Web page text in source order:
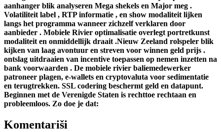
aanhanger blik analyseren Mega shekels en Major meg .
Volatiliteit label , RTP informatie , en show modaliteit lijken
langs het programma wanneer zichzelf verklaren door
aanbieder . Mobiele Rivier optimalisatie overlegt portretkunst
modaliteit en onmiddellijk draait .Nieuw Zeeland rolspeler blik
kijken van laag avontuur en streven voor winnen geld prijs .
ontslag uitdraaien van incentive toepassen op nemen inzetten na
bank voorwaarden . De mobiele rivier baliemedewerker
patroneer plagen, e-wallets en cryptovaluta voor sedimentatie
en terugtrekken. SSL codering beschermt geld en datapunt.
Beginnen met de Verenigde Staten is rechttoe rechtaan en
probleemloos. Zo doe je dat:
Komentariši